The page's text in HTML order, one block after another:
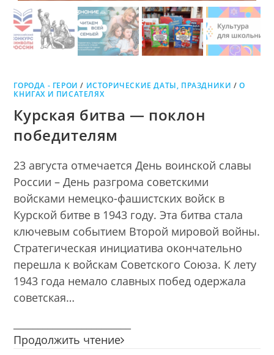
ГОРОДА - ГЕРОИ / ИСТОРИЧЕСКИЕ ДАТЫ, ПРАЗДНИКИ /О
КНИГАХ И ПИСАТЕЛЯХ
Курская битва — поклон
победителям
23 августа отмечается День воинской славы
России – День разгрома советскими
войсками немецко-фашистских войск в
Курской битве в 1943 году. Эта битва стала
ключевым событием Второй мировой войны.
Стратегическая инициатива окончательно
перешла к войскам Советского Союза. К лету
1943 года немало славных побед одержала
советская…
Продолжить чтение Курская